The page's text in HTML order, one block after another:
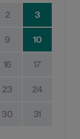
2 3
9 10
16 17
23 24
30 31